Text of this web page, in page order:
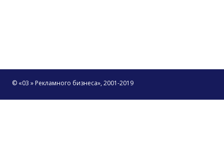
© «03 » Рекламного бизнеса», 2001-2019